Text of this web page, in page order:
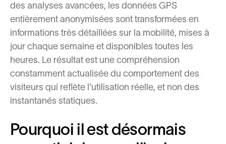
des analyses avancées, les données GPS
entièrement anonymisées sont transformées en
informations très détaillées sur la mobilité, mises à
jour chaque semaine et disponibles toutes les
heures. Le résultat est une compréhension
constamment actualisée du comportement des
visiteurs qui reflète l'utilisation réelle, et non des
instantanés statiques.
Pourquoi il est désormais